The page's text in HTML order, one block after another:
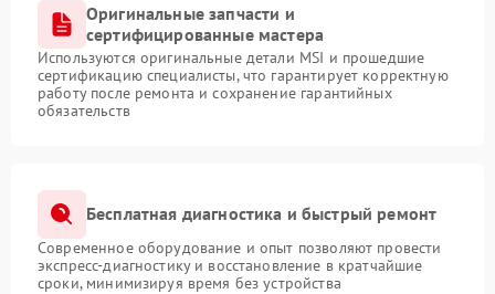
Оригинальные запчасти и
сертифицированные мастера
Используются оригинальные детали MSI и прошедшие
сертификацию специалисты, что гарантирует корректную
работу после ремонта и сохранение гарантийных
обязательств
Бесплатная диагностика и быстрый ремонт
Современное оборудование и опыт позволяют провести
экспресс-диагностику и восстановление в кратчайшие
сроки, минимизируя время без устройства